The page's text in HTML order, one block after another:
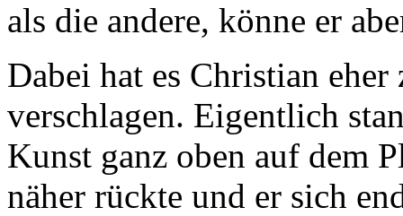
als die andere, könne er
Dabei hat es Christian
verschlagen. Eigentlich
Kunst ganz oben auf dem
näher rückte und er sich